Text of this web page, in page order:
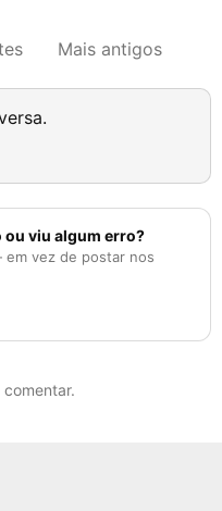
Mais antigos
ou viu algum erro?
em vez de postar nos
comentar.